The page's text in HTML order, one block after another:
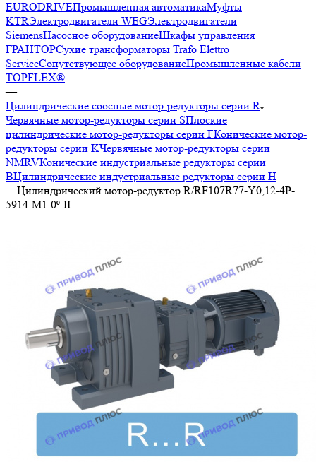
EURODRIVEПромышленная автоматикаМуфты
KTRЭлектродвигатели WEGЭлектродвигатели
SiemensНасосное оборудованиеШкафы управления
ГРАНТОРСухие трансформаторы Trafo Elettro
ServiceСопутствующее оборудованиеПромышленные кабели
TOPFLEX®
—
Цилиндрические соосные мотор-редукторы серии R
Червячные мотор-редукторы серии SПлоские
цилиндрические мотор-редукторы серии FКонические мотор-
редукторы серии KЧервячные мотор-редукторы серии
NMRVКонические индустриальные редукторы серии
BЦилиндрические индустриальные редукторы серии H
—Цилиндрический мотор-редуктор R/RF107R77-Y0,12-4P-
5914-M1-0⁰-II